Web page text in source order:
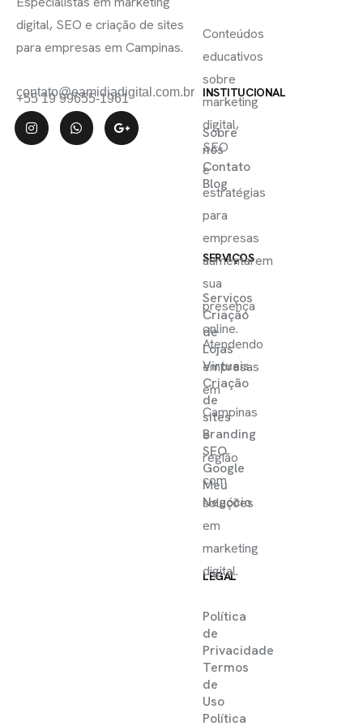
digital, SEO e criação de sites
para empresas em Campinas.
contato@eamidiadigital.com.br
+55 19 99655-1961 INSTITUCIONAL
Sobre
nós
Contato
Blog
SERVIÇOS
Serviços
Criação
de
Lojas
Virtuais
Criação
de
sites
Branding
SEO
Google
Meu
Negócio
LEGAL
Política
de
Privacidade
Termos
de
Uso
Política
Conteúdos
educativos
sobre
marketing
digital,
SEO
e
estratégias
para
empresas
aumentarem
sua
presença
online.
Atendendo
empresas
em
Campinas
e
região
com
soluções
em
marketing
digital.